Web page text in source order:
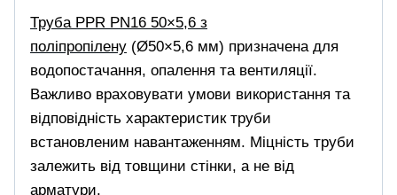
Труба PPR PN16 50×5,6 з
поліпропілену (Ø50×5,6 мм) призначена для
водопостачання, опалення та вентиляції.
Важливо враховувати умови використання та
відповідність характеристик труби
встановленим навантаженням. Міцність труби
залежить від товщини стінки, а не від
арматури.